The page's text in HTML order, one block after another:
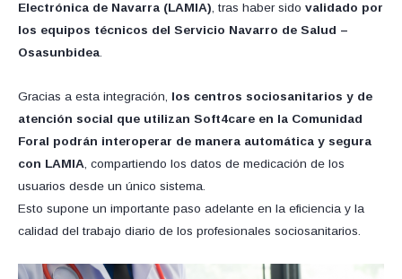
Electrónica de Navarra (LAMIA), tras haber sido validado por
los equipos técnicos del Servicio Navarro de Salud –
Osasunbidea.
Gracias a esta integración, los centros sociosanitarios y de
atención social que utilizan Soft4care en la Comunidad
Foral podrán interoperar de manera automática y segura
con LAMIA , compartiendo los datos de medicación de los
usuarios desde un único sistema.
Esto supone un importante paso adelante en la eficiencia y la
calidad del trabajo diario de los profesionales sociosanitarios.